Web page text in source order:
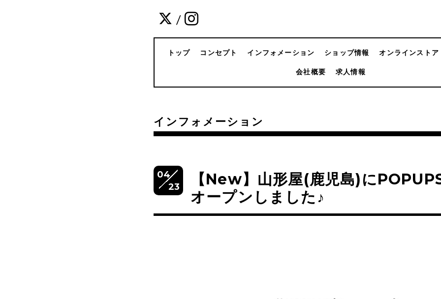
/
トップ コンセプト インフォメーション ショップ情報 オンラインストア
会社概要 求人情報
インフォメーション
04
23
【New】山形屋(鹿児島)に
オープンしました♪